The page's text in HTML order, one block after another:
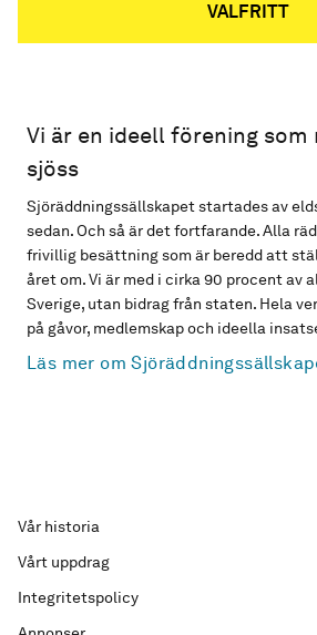
VALFRITT
Vi är en ideell förening
sjöss
Sjöräddningssällskapet startades av
sedan. Och så är det fortfarande. Alla
frivillig besättning som är beredd att
året om. Vi är med i cirka 90 procent av
Sverige, utan bidrag från staten. Hela
på gåvor, medlemskap och ideella
Läs mer om
Vår historia
Vårt uppdrag
Integritetspolicy